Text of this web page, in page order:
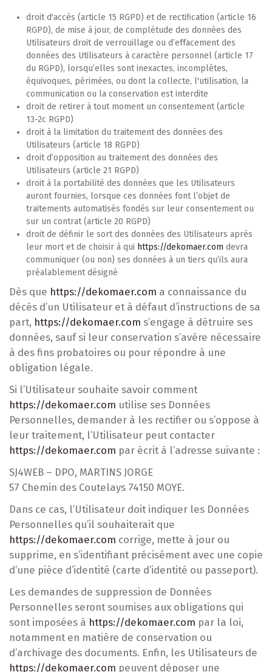
droit d'accès (article 15 RGPD) et de rectification (article 16
RGPD), de mise à jour, de complétude des données des
Utilisateurs droit de verrouillage ou d’effacement des
données des Utilisateurs à caractère personnel (article 17
du RGPD), lorsqu’elles sont inexactes, incomplètes,
équivoques, périmées, ou dont la collecte, l'utilisation, la
communication ou la conservation est interdite
droit de retirer à tout moment un consentement (article
13-2c RGPD)
droit à la limitation du traitement des données des
Utilisateurs (article 18 RGPD)
droit d’opposition au traitement des données des
Utilisateurs (article 21 RGPD)
droit à la portabilité des données que les Utilisateurs
auront fournies, lorsque ces données font l’objet de
traitements automatisés fondés sur leur consentement ou
sur un contrat (article 20 RGPD)
droit de définir le sort des données des Utilisateurs après
leur mort et de choisir à qui https://dekomaer.com devra
communiquer (ou non) ses données à un tiers qu’ils aura
préalablement désigné
Dès que https://dekomaer.com a connaissance du
décès d’un Utilisateur et à défaut d’instructions de sa
part, https://dekomaer.com s’engage à détruire ses
données, sauf si leur conservation s’avère nécessaire
à des fins probatoires ou pour répondre à une
obligation légale.
Si l’Utilisateur souhaite savoir comment
https://dekomaer.com utilise ses Données
Personnelles, demander à les rectifier ou s’oppose à
leur traitement, l’Utilisateur peut contacter
https://dekomaer.com par écrit à l’adresse suivante :
SJ4WEB – DPO, MARTINS JORGE
57 Chemin des Coutelays 74150 MOYE.
Dans ce cas, l’Utilisateur doit indiquer les Données
Personnelles qu’il souhaiterait que
https://dekomaer.com corrige, mette à jour ou
supprime, en s’identifiant précisément avec une copie
d’une pièce d’identité (carte d’identité ou passeport).
Les demandes de suppression de Données
Personnelles seront soumises aux obligations qui
sont imposées à https://dekomaer.com par la loi,
notamment en matière de conservation ou
d’archivage des documents. Enfin, les Utilisateurs de
https://dekomaer.com peuvent déposer une